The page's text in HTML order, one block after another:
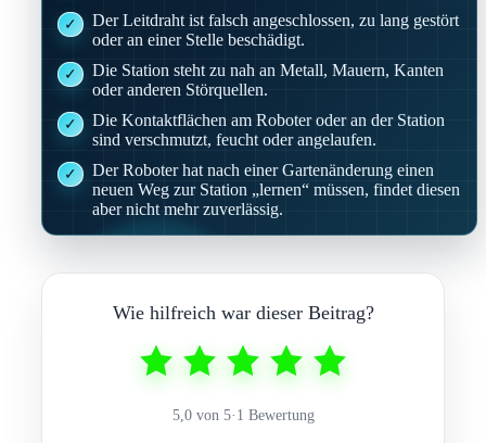
Der Leitdraht ist falsch angeschlossen, zu lang gestört
oder an einer Stelle beschädigt.
Die Station steht zu nah an Metall, Mauern, Kanten
oder anderen Störquellen.
Die Kontaktflächen am Roboter oder an der Station
sind verschmutzt, feucht oder angelaufen.
Der Roboter hat nach einer Gartenänderung einen
neuen Weg zur Station „lernen“ müssen, findet diesen
aber nicht mehr zuverlässig.
Wie hilfreich war dieser Beitrag?
5,0 von 5· 1 Bewertung